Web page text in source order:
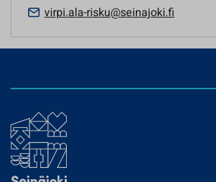
virpi.ala-risku@seinajoki.fi